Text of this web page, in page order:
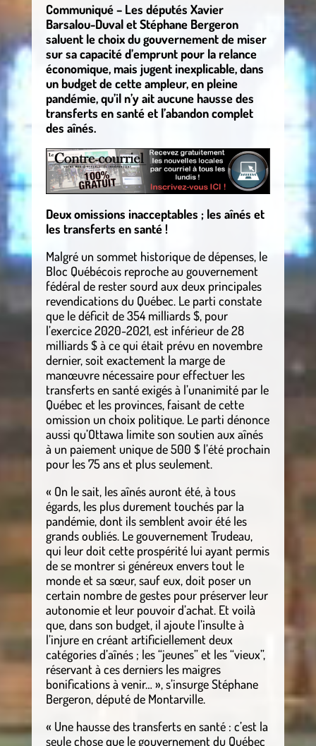
Communiqué – Les députés Xavier
Barsalou-Duval et Stéphane Bergeron
saluent le choix du gouvernement de miser
sur sa capacité d’emprunt pour la relance
économique, mais jugent inexplicable, dans
un budget de cette ampleur, en pleine
pandémie, qu’il n’y ait aucune hausse des
transferts en santé et l’abandon complet
des aînés.
Deux omissions inacceptables ; les aînés et
les transferts en santé !
Malgré un sommet historique de dépenses, le
Bloc Québécois reproche au gouvernement
fédéral de rester sourd aux deux principales
revendications du Québec. Le parti constate
que le déficit de 354 milliards $, pour
l’exercice 2020-2021, est inférieur de 28
milliards $ à ce qui était prévu en novembre
dernier, soit exactement la marge de
manœuvre nécessaire pour effectuer les
transferts en santé exigés à l’unanimité par le
Québec et les provinces, faisant de cette
omission un choix politique. Le parti dénonce
aussi qu’Ottawa limite son soutien aux aînés
à un paiement unique de 500 $ l’été prochain
pour les 75 ans et plus seulement.
« On le sait, les aînés auront été, à tous
égards, les plus durement touchés par la
pandémie, dont ils semblent avoir été les
grands oubliés. Le gouvernement Trudeau,
qui leur doit cette prospérité lui ayant permis
de se montrer si généreux envers tout le
monde et sa sœur, sauf eux, doit poser un
certain nombre de gestes pour préserver leur
autonomie et leur pouvoir d’achat. Et voilà
que, dans son budget, il ajoute l’insulte à
l’injure en créant artificiellement deux
catégories d’aînés ; les “jeunes” et les “vieux”,
réservant à ces derniers les maigres
bonifications à venir… », s’insurge Stéphane
Bergeron, député de Montarville.
« Une hausse des transferts en santé : c’est la
seule chose que le gouvernement du Québec